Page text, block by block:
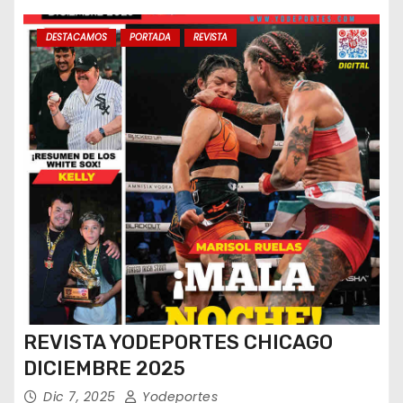
s
DESTACAMOS PORTADA REVISTA
REVISTA YODEPORTES CHICAGO
DICIEMBRE 2025
Dic 7, 2025 Yodeportes